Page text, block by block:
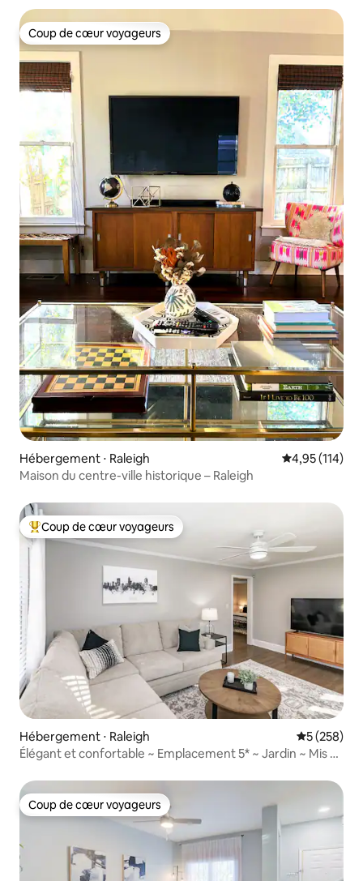
Coup de cœur voyageurs
Coup de cœur voyageurs
Hébergement ⋅ Raleigh Évaluation
4,95 (114)
Maison du centre-ville historique – Raleigh
Coups de cœur voyageurs les plus appréciés
Coup de cœur voyageurs
Hébergement ⋅ Raleigh Évaluation
5 (258)
Élégant et confortable ~ Emplacement 5* ~ Jardin ~ Mis à
Coup de cœur voyageurs
Coup de cœur voyageurs